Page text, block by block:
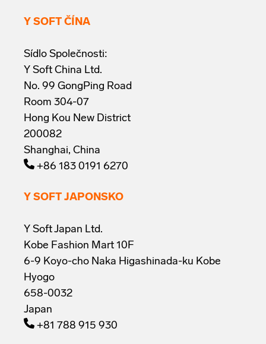
Y SOFT ČÍNA
Sídlo Společnosti:
Y Soft China Ltd.
No. 99 GongPing Road
Room 304-07
Hong Kou New District
200082
Shanghai, China
+86 183 0191 6270
Y SOFT JAPONSKO
Y Soft Japan Ltd.
Kobe Fashion Mart 10F
6-9 Koyo-cho Naka Higashinada-ku Kobe
Hyogo
658-0032
Japan
+81 788 915 930